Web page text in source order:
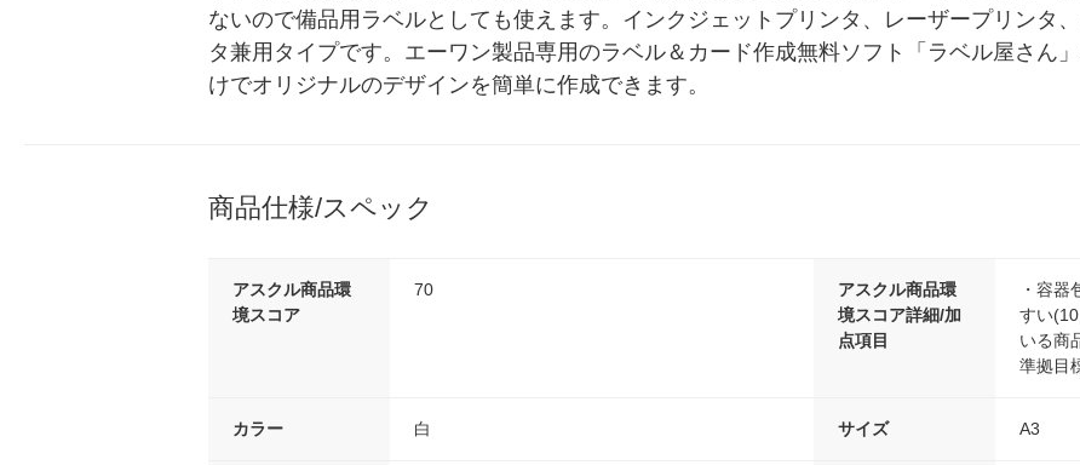
ないので備品用ラベルとしても使えます。インクジェットプリンタ、レーザープリンタ
タ兼用タイプです。エーワン製品専用のラベル＆カード作成無料ソフト「ラベル屋さん
けでオリジナルのデザインを簡単に作成できます。
商品仕様/スペック
アスクル商品環
境スコア
70
アスクル商品環
境スコア詳細/加
点項目
・容
すい
いる商
準拠目
カラー 白 サイズ A3